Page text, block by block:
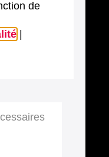
de